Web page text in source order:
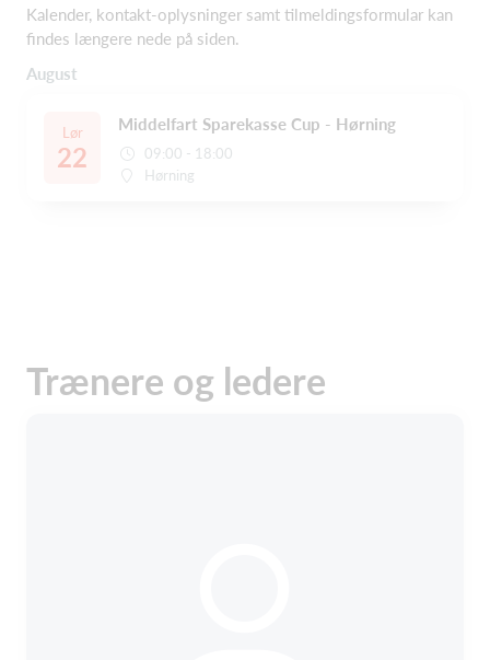
Kalender, kontakt-oplysninger samt tilmeldingsformular kan
findes længere nede på siden.
August
Lør
22
Middelfart Sparekasse Cup - Hørning
09:00 - 18:00
Hørning
Trænere og ledere